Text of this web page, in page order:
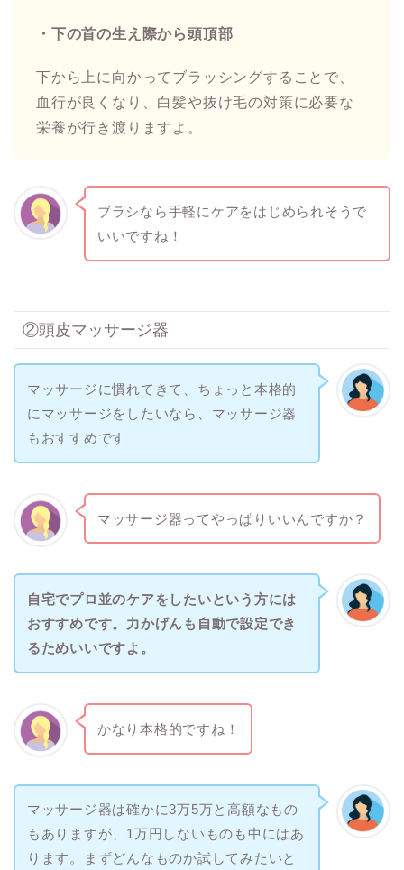
・下の首の生え際から頭頂部
下から上に向かってブラッシングすることで、
血行が良くなり、白髪や抜け毛の対策に必要な
栄養が行き渡りますよ。
ブラシなら手軽にケアをはじめられそうで
いいですね！
②頭皮マッサージ器
マッサージに慣れてきて、ちょっと本格的
にマッサージをしたいなら、マッサージ器
もおすすめです
マッサージ器ってやっぱりいいんですか？
自宅でプロ並のケアをしたいという方には
おすすめです。力かげんも自動で設定でき
るためいいですよ。
かなり本格的ですね！
マッサージ器は確かに3万5万と高額なもの
もありますが、1万円しないものも中にはあ
ります。まずどんなものか試してみたいと